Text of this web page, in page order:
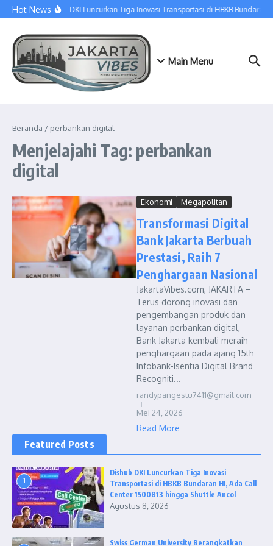
Lewati ke konten
Hot NewsDishub DKI Luncurkan Tiga Inovasi Transportasi di HBKB Bundaran
Main Menu
Beranda / perbankan digital
Menjelajahi Tag: perbankan
digital
Ekonomi Megapolitan
Transformasi Digital
Bank Jakarta Berbuah
Prestasi, Raih 7
Penghargaan Nasional
JakartaVibes.com, JAKARTA –
Terus dorong inovasi dan
pengembangan produk dan
layanan perbankan digital,
Bank Jakarta kembali meraih
penghargaan pada ajang 15th
Infobank-Isentia Digital Brand
Recogniti...
randypangestu7411@gmail.com
Mei 24, 2026
Read More
Featured Posts
1
Dishub DKI Luncurkan Tiga Inovasi
Transportasi di HBKB Bundaran HI, Ada Call
Center 1500813 hingga Shuttle Ancol
Agustus 8, 2026
Swiss German University Berangkatkan